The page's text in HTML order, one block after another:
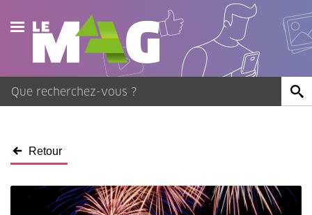
Actualités
Agenda
Contact
Retour